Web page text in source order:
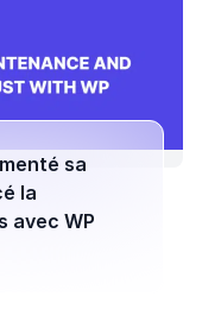
sa
la
avec WP